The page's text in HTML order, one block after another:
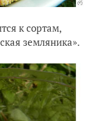
к сортам,
земляника».